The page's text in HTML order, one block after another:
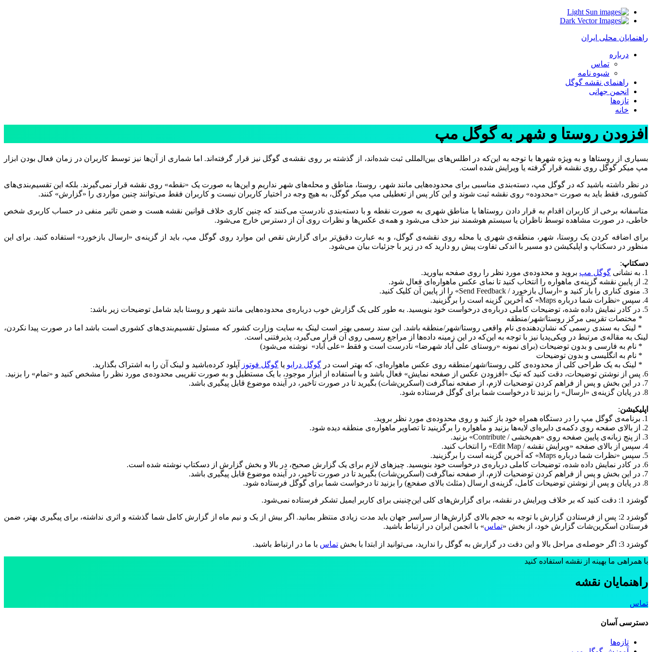
Light
Dark
راهنمایان محلی ایران
درباره
تماس
شیوه نامه
راهنمای نقشه گوگل
انجمن جهانی
تازه‌ها
خانه
افزودن روستا و شهر به گوگل مپ
بسیاری از روستاها و به ویژه شهرها با توجه به این‌که در اطلس‌های بین‌المللی ثبت شده‌اند، از گذشته بر روی نقشه‌ی گوگل نیز قرار گرفته‌اند. اما شماری از آن‌ها نیز توسط کاربران در زمان فعال بودن ابزار
مپ میکر گوگل روی نقشه قرار گرفته یا ویرایش شده است.
در نظر داشته باشید که در گوگل مپ، دسته‌بندی مناسبی برای محدوده‌هایی مانند شهر، روستا، مناطق و محله‌های شهر نداریم و این‌ها به صورت یک «نقطه» روی نقشه قرار نمی‌گیرند. بلکه این تقسیم‌بندی‌های
کشوری، فقط باید به صورت «محدوده» روی نقشه ثبت شوند و این کار پس از تعطیلی مپ میکر گوگل، به هیچ وجه در اختیار کاربران نیست و کاربران فقط می‌توانند چنین مواردی را «گزارش» کنند.
متاسفانه برخی از کاربران اقدام به قرار دادن روستاها یا مناطق شهری به صورت نقطه و با دسته‌بندی نادرست می‌کنند که چنین کاری خلاف قوانین نقشه هست و ضمن تاثیر منفی در حساب کاربری شخص
خاطی، در صورت مشاهده توسط ناظران یا سیستم هوشمند نیز حذف می‌شود و همه‌ی عکس‌ها و نظرات روی آن از دسترس خارج می‌شود.
برای اضافه کردن یک روستا، شهر، منطقه‌ی شهری یا محله روی نقشه‌ی گوگل، و به عبارت دقیق‌تر برای گزارش نقص این موارد روی گوگل مپ، باید از گزینه‌ی «ارسال بازخورد» استفاده کنید. برای این
منظور در دسکتاپ و اپلیکیشن دو مسیر با اندکی تفاوت پیش رو دارید که در زیر با جزئیات بیان می‌شود.
دسکتاپ:
1. به نشانی
گوگل مپ بروید و محدوده‌ی مورد نظر را روی صفحه بیاورید.
2. از پایین نقشه گزینه‌ی ماهواره را انتخاب کنید تا نمای عکس ماهواره‌ای فعال شود.
3. منوی کناری را باز کنید و «ارسال بازخورد / Send Feedback» را از پایین آن کلیک کنید.
4. سپس «نظرات شما درباره Maps» که آخرین گزینه است را برگزینید.
5. در کادر نمایش داده شده، توضیحات کاملی درباره‌ی درخواست خود بنویسید. به طور کلی یک گزارش خوب درباره‌ی محدوده‌هایی مانند شهر و روستا باید شامل توضیحات زیر باشد:
* مختصات تقریبی مرکز روستا/شهر/منطقه
* لینک به سندی رسمی که نشان‌دهنده‌ی نام واقعی روستا/شهر/منطقه باشد. این سند رسمی بهتر است لینک به سایت وزارت کشور که مسئول تقسیم‌بندی‌های کشوری است باشد اما در صورت پیدا نکردن،
لینک به مقاله‌ی مرتبط در ویکی‌پدیا نیز با توجه به این‌که در این زمینه داده‌ها از مراجع رسمی روی آن قرار می‌گیرد، پذیرفتنی است.
* نام به فارسی و بدون توضیحات (برای نمونه «روستای علی آباد شهرضا» نادرست است و فقط «علی آباد» نوشته می‌شود)
* نام به انگلیسی و بدون توضیحات
* لینک به یک طراحی کلی از محدوده‌ی کلی روستا/شهر/منطقه روی عکس ماهواره‌ای، که بهتر است در گوگل درایو یا گوگل فوتوز
آپلود کرده‌باشید و لینک آن را به اشتراک بگذارید.
6. پس از نوشتن توضیحات، دقت کنید که تیک «افزودن عکس از صفحه نمایش» فعال باشد و با استفاده از ابزار موجود، با یک مستطیل و به صورت تقریبی محدوده‌ی مورد نظر را مشخص کنید و «تمام» را بزنید.
7. در این بخش و پس از فراهم کردن توضحیات لازم، از صفحه نماگرفت (اسکرین‌شات) بگیرید تا در صورت تاخیر، در آینده موضوع قابل پیگیری باشد.
8. در پایان گزینه‌ی «ارسال» را بزنید تا درخواست شما برای گوگل فرستاده شود.
اپلیکیشن:
1. برنامه‌ی گوگل مپ را در دستگاه همراه خود باز کنید و روی محدوده‌ی مورد نظر بروید.
2. از بالای صفحه روی دکمه‌ی دایره‌ای لایه‌ها بزنید و ماهواره را برگزینید تا تصاویر ماهواره‌ی منطقه دیده شود.
3. از پنج زبانه‌ی پایین صفحه روی «هم‌بخشی / Contribute» بزنید.
4. سپس از بالای صفحه «ویرایش نقشه / Edit Map» را انتخاب کنید.
5. سپس «نظرات شما درباره Maps» که آخرین گزینه است را برگزینید.
6. در کادر نمایش داده شده، توضیحات کاملی درباره‌ی درخواست خود بنویسید. چیزهای لازم برای یک گزارش صحیح، در بالا و بخش گزارش از دسکتاپ نوشته شده است.
7. در این بخش و پس از فراهم کردن توضحیات لازم، از صفحه نماگرفت (اسکرین‌شات) بگیرید تا در صورت تاخیر، در آینده موضوع قابل پیگیری باشد.
8. در پایان و پس از نوشتن توضیحات کامل، گزینه‌ی ارسال (مثلث بالای صفحع) را بزنید تا درخواست شما برای گوگل فرستاده شود.
گوشزد 1: دقت کنید که بر خلاف ویرایش در نقشه، برای گزارش‌های کلی این‌چنینی برای کاربر ایمیل تشکر فرستاده نمی‌شود.
گوشزد 2: پس از فرستادن گزارش با توجه به حجم بالای گزارش‌ها از سراسر جهان باید مدت زیادی منتظر بمانید. اگر بیش از یک و نیم ماه از گزارش کامل شما گذشته و اثری نداشته، برای پیگیری بهتر، ضمن
فرستادن اسکرین‌شات گزارش خود، از بخش «تماس» با انجمن ایران در ارتباط باشید.
گوشزد 3: اگر حوصله‌ی مراحل بالا و این دقت در گزارش به گوگل را ندارید، می‌توانید از ابتدا با بخش تماس با ما در ارتباط باشید.
با همراهی ما بهینه از نقشه استفاده کنید
راهنمایان نقشه
تماس
دسترسی آسان
تازه‌ها